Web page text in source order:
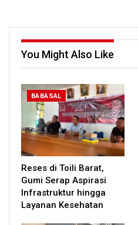
You Might Also Like
BABASAL
Reses di Toili Barat,
Gumi Serap Aspirasi
Infrastruktur hingga
Layanan Kesehatan